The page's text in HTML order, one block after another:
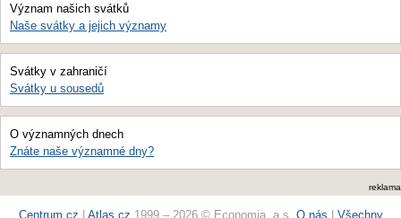
Význam našich svátků
Naše svátky a jejich významy
Svátky v zahraničí
Svátky u sousedů
O významných dnech
Znáte naše významné dny?
reklama
Centrum.cz Atlas.cz 1999 – 2026 © Economia, a.s. O nás Všechny